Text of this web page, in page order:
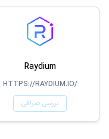
Raydium
HTTPS://RAYDIUM.IO/
بررسی صرافی